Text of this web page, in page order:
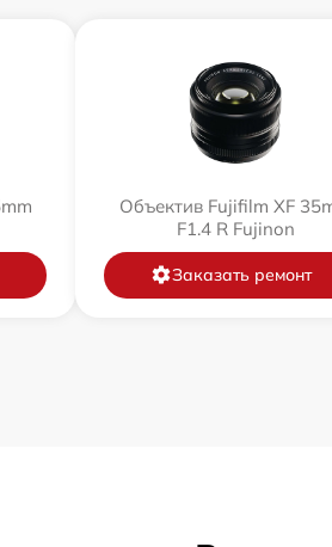
Объектив Fujifilm XF
F1.4 R Fujinon
Заказать ремонт